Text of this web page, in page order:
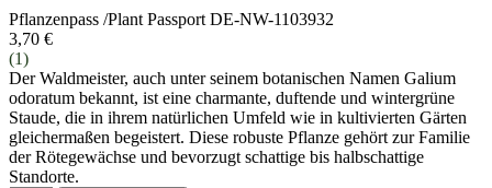
Pflanzenpass /Plant Passport DE-NW-1103932
3,70 €
(1)
Der Waldmeister, auch unter seinem botanischen Namen Galium
odoratum bekannt, ist eine charmante, duftende und wintergrüne
Staude, die in ihrem natürlichen Umfeld wie in kultivierten Gärten
gleichermaßen begeistert. Diese robuste Pflanze gehört zur Familie
der Rötegewächse und bevorzugt schattige bis halbschattige
Standorte.